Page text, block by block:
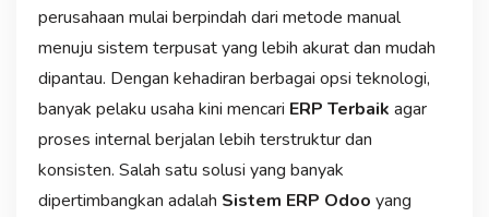
perusahaan mulai berpindah dari metode manual
menuju sistem terpusat yang lebih akurat dan mudah
dipantau. Dengan kehadiran berbagai opsi teknologi,
banyak pelaku usaha kini mencari ERP Terbaik agar
proses internal berjalan lebih terstruktur dan
konsisten. Salah satu solusi yang banyak
dipertimbangkan adalah Sistem ERP Odoo yang